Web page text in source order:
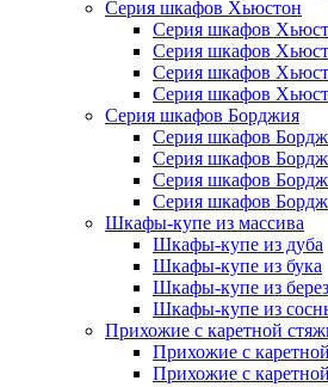
Серия шкафов Хьюстон
Серия шкафов
Серия шкафов
Серия шкафов
Серия шкафов
Серия шкафов Борджия
Серия шкафов
Серия шкафов
Серия шкафов
Серия шкафов
Шкафы-купе из массива
Шкафы-купе из дуба
Шкафы-купе из бука
Шкафы-купе из
Шкафы-купе из
Прихожие с каретной
Прихожие с
Прихожие с